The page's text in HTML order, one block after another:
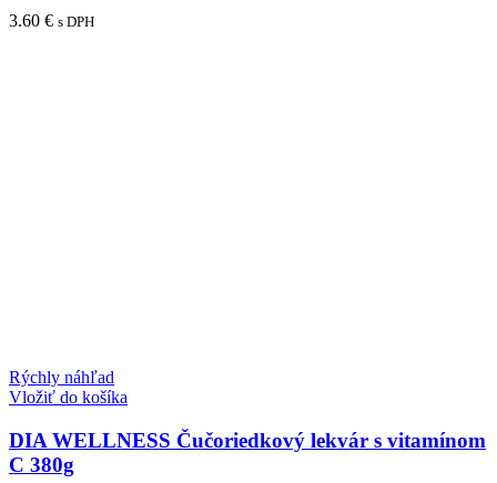
3.60 € s DPH
Rýchly náhľad
Vložiť do košíka
DIA WELLNESS Čučoriedkový lekvár s vitamínom
C 380g